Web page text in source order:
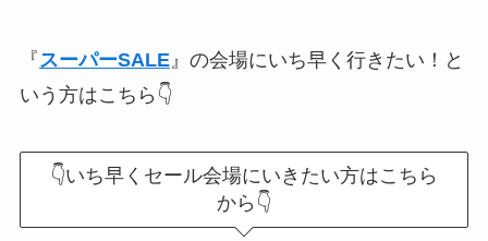
『 スーパーSALE』の会場にいち早く行きたい！と
いう方はこちら👇
👇いち早くセール会場にいきたい方はこちら
から👇